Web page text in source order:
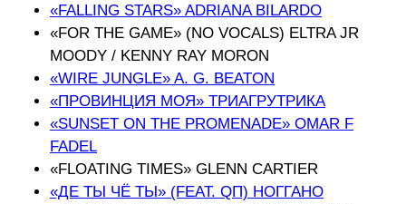
«FALLING STARS» ADRIANA BILARDO
«FOR THE GAME» (NO VOCALS) ELTRA JR
MOODY / KENNY RAY MORON
«WIRE JUNGLE» A. G. BEATON
«ПРОВИНЦИЯ МОЯ» ТРИАГРУТРИКА
«SUNSET ON THE PROMENADE» OMAR F
FADEL
«FLOATING TIMES» GLENN CARTIER
«ДЕ ТЫ ЧЁ ТЫ» (FEAT. QП) НОГГАНО